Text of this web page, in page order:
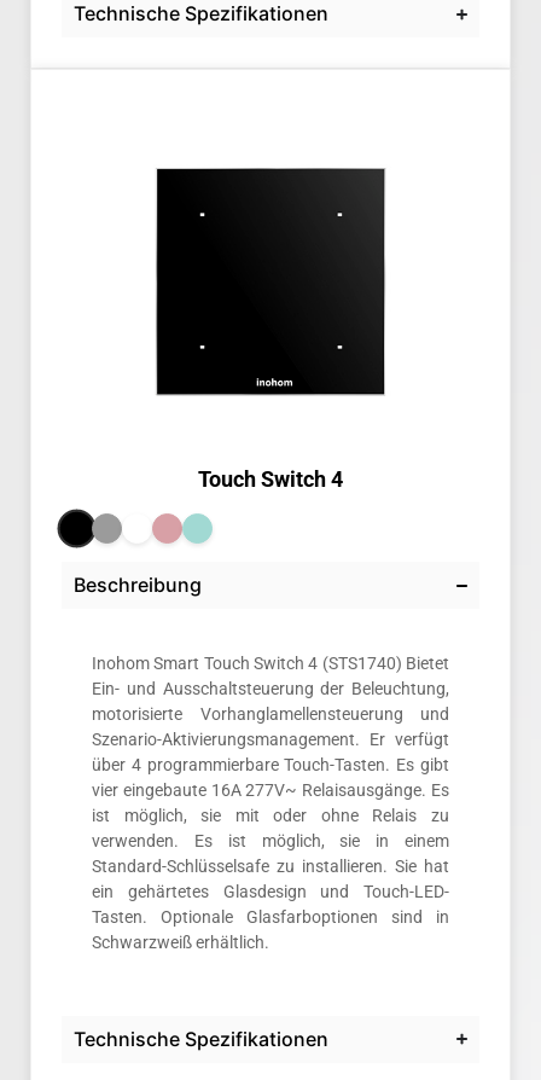
Technische Spezifikationen
Touch Switch 4
Beschreibung
Inohom Smart Touch Switch 4 (STS1740) Bietet
Ein- und Ausschaltsteuerung der Beleuchtung,
motorisierte Vorhanglamellensteuerung und
Szenario-Aktivierungsmanagement. Er verfügt
über 4 programmierbare Touch-Tasten. Es gibt
vier eingebaute 16A 277V~ Relaisausgänge. Es
ist möglich, sie mit oder ohne Relais zu
verwenden. Es ist möglich, sie in einem
Standard-Schlüsselsafe zu installieren. Sie hat
ein gehärtetes Glasdesign und Touch-LED-
Tasten. Optionale Glasfarboptionen sind in
Schwarzweiß erhältlich.
Technische Spezifikationen